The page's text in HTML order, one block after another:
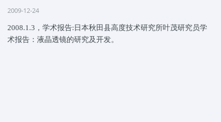
2009-12-24
2008.1.3，学术报告:日本秋田县高度技术研究所叶茂研究员学
术报告：液晶透镜的研究及开发。